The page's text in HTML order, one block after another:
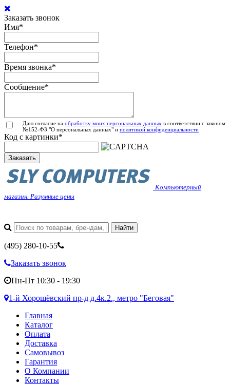
Заказать звонок
Имя*
Телефон*
Время звонка*
Сообщение*
Даю согласие на обработку моих персональных данных в соответствии с законом
№152-ФЗ "О персональных данных" и политикой конфиденциальности
Код с картинки*
Заказать
Компьютерный
магазин. Разумные цены
(495) 280-10-55
Заказать звонок
Пн-Пт 10:30 - 19:30
1-й Хорошёвский пр-д д.4к.2., метро "Беговая"
Главная
Каталог
Оплата
Доставка
Самовывоз
Гарантия
О Компании
Контакты